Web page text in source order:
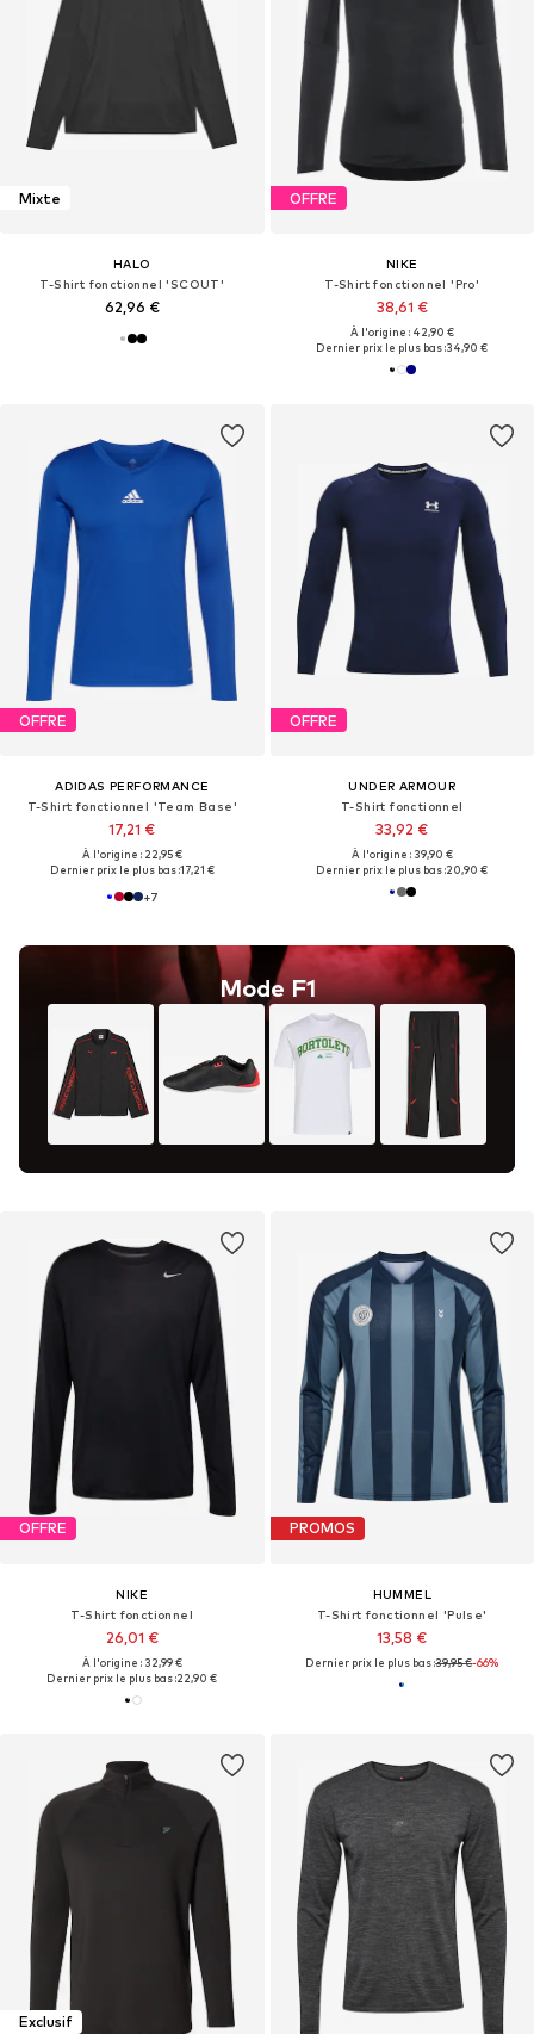
Mixte
HALO
T-Shirt fonctionnel 'SCOUT'
62,96 €
OFFRE
NIKE
T-Shirt fonctionnel 'Pro'
38,61 €
À l'origine : 42,90 €
Dernier prix le plus bas :34,90 €
OFFRE
ADIDAS PERFORMANCE
T-Shirt fonctionnel 'Team Base'
17,21 €
À l'origine : 22,95 €
Dernier prix le plus bas :17,21 €
+7
Mode F1
OFFRE
UNDER ARMOUR
T-Shirt fonctionnel
33,92 €
À l'origine : 39,90 €
Dernier prix le plus bas :20,90 €
OFFRE
NIKE
T-Shirt fonctionnel
26,01 €
À l'origine : 32,99 €
Dernier prix le plus bas :22,90 €
PROMOS
HUMMEL
T-Shirt fonctionnel 'Pulse'
13,58 €
Dernier prix le plus bas :39,95 €-66%
Exclusif